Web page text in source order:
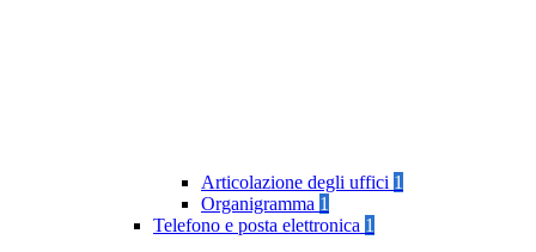
Articolazione degli uffici 1
Organigramma 1
Telefono e posta elettronica 1